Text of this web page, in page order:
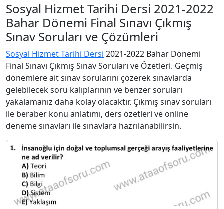
Sosyal Hizmet Tarihi Dersi 2021-2022
Bahar Dönemi Final Sınavı Çıkmış
Sınav Soruları ve Çözümleri
Sosyal Hizmet Tarihi Dersi 2021-2022 Bahar Dönemi
Final Sınavı Çıkmış Sınav Soruları ve Özetleri. Geçmiş
dönemlere ait sınav sorularını çözerek sınavlarda
gelebilecek soru kalıplarının ve benzer soruları
yakalamanız daha kolay olacaktır. Çıkmış sınav soruları
ile beraber konu anlatımı, ders özetleri ve online
deneme sınavları ile sınavlara hazrılanabilirsin.